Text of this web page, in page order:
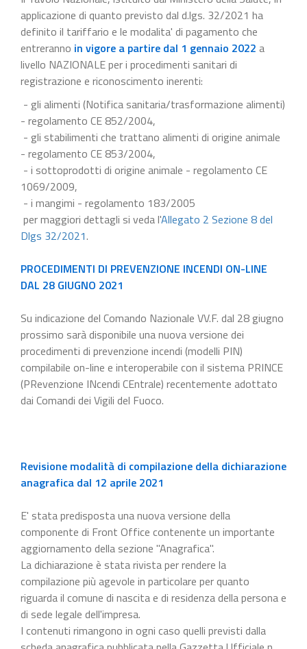
applicazione di quanto previsto dal d.lgs. 32/2021 ha
definito il tariffario e le modalita' di pagamento che
entreranno in vigore a partire dal 1 gennaio 2022 a
livello NAZIONALE per i procedimenti sanitari di
registrazione e riconoscimento inerenti:
- gli alimenti (Notifica sanitaria/trasformazione alimenti)
- regolamento CE 852/2004,
- gli stabilimenti che trattano alimenti di origine animale
- regolamento CE 853/2004,
- i sottoprodotti di origine animale - regolamento CE
1069/2009,
- i mangimi - regolamento 183/2005
per maggiori dettagli si veda l'Allegato 2 Sezione 8 del
Dlgs 32/2021.
PROCEDIMENTI DI PREVENZIONE INCENDI ON-LINE
DAL 28 GIUGNO 2021
Su indicazione del Comando Nazionale VV.F. dal 28 giugno
prossimo sarà disponibile una nuova versione dei
procedimenti di prevenzione incendi (modelli PIN)
compilabile on-line e interoperabile con il sistema PRINCE
(PRevenzione INcendi CEntrale) recentemente adottato
dai Comandi dei Vigili del Fuoco.
Revisione modalità di compilazione della dichiarazione
anagrafica dal 12 aprile 2021
E' stata predisposta una nuova versione della
componente di Front Office contenente un importante
aggiornamento della sezione "Anagrafica".
La dichiarazione è stata rivista per rendere la
compilazione più agevole in particolare per quanto
riguarda il comune di nascita e di residenza della persona e
di sede legale dell'impresa.
I contenuti rimangono in ogni caso quelli previsti dalla